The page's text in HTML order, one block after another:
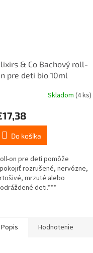
& Co Bachový roll-
pre deti bio 10ml
Skladom (4 ks)
Do košíka
on pre deti pomôže
rozrušené, nervózne,
mrzuté alebo
deti.***
Popis Hodnotenie